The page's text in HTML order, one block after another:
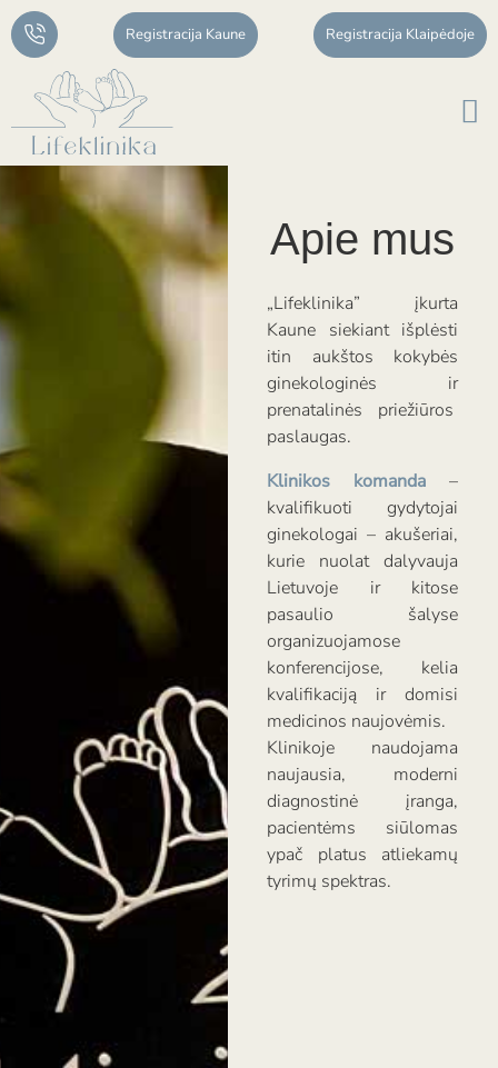
Registracija Kaune Registracija Klaipėdoje
Apie mus
„Lifeklinika” įkurta
Kaune siekiant išplėsti
itin aukštos kokybės
ginekologinės ir
prenatalinės priežiūros
paslaugas.
Klinikos komanda –
kvalifikuoti gydytojai
ginekologai – akušeriai,
kurie nuolat dalyvauja
Lietuvoje ir kitose
pasaulio šalyse
organizuojamose
konferencijose, kelia
kvalifikaciją ir domisi
medicinos naujovėmis.
Klinikoje naudojama
naujausia, moderni
diagnostinė įranga,
pacientėms siūlomas
ypač platus atliekamų
tyrimų spektras.